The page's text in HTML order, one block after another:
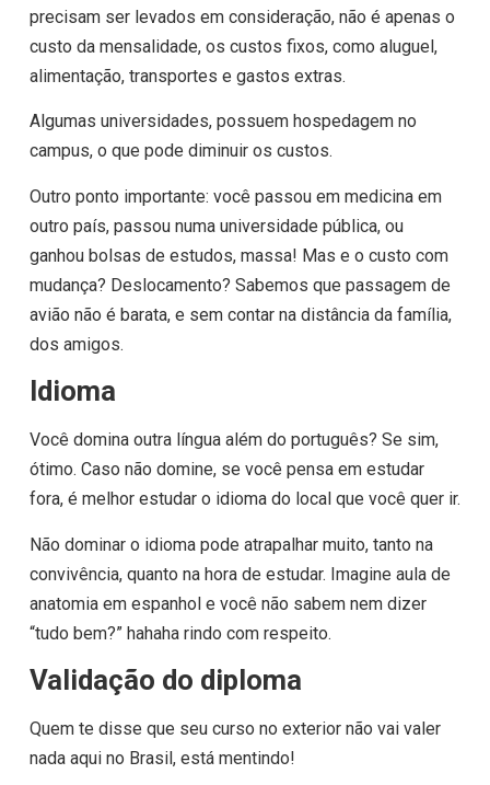
precisam ser levados em consideração, não é apenas o
custo da mensalidade, os custos fixos, como aluguel,
alimentação, transportes e gastos extras.
Algumas universidades, possuem hospedagem no
campus, o que pode diminuir os custos.
Outro ponto importante: você passou em medicina em
outro país, passou numa universidade pública, ou
ganhou bolsas de estudos, massa! Mas e o custo com
mudança? Deslocamento? Sabemos que passagem de
avião não é barata, e sem contar na distância da família,
dos amigos.
Idioma
Você domina outra língua além do português? Se sim,
ótimo. Caso não domine, se você pensa em estudar
fora, é melhor estudar o idioma do local que você quer ir.
Não dominar o idioma pode atrapalhar muito, tanto na
convivência, quanto na hora de estudar. Imagine aula de
anatomia em espanhol e você não sabem nem dizer
“tudo bem?” hahaha rindo com respeito.
Validação do diploma
Quem te disse que seu curso no exterior não vai valer
nada aqui no Brasil, está mentindo!